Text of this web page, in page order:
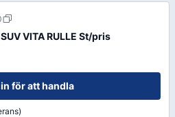
VITA RULLE St/pris
för att handla